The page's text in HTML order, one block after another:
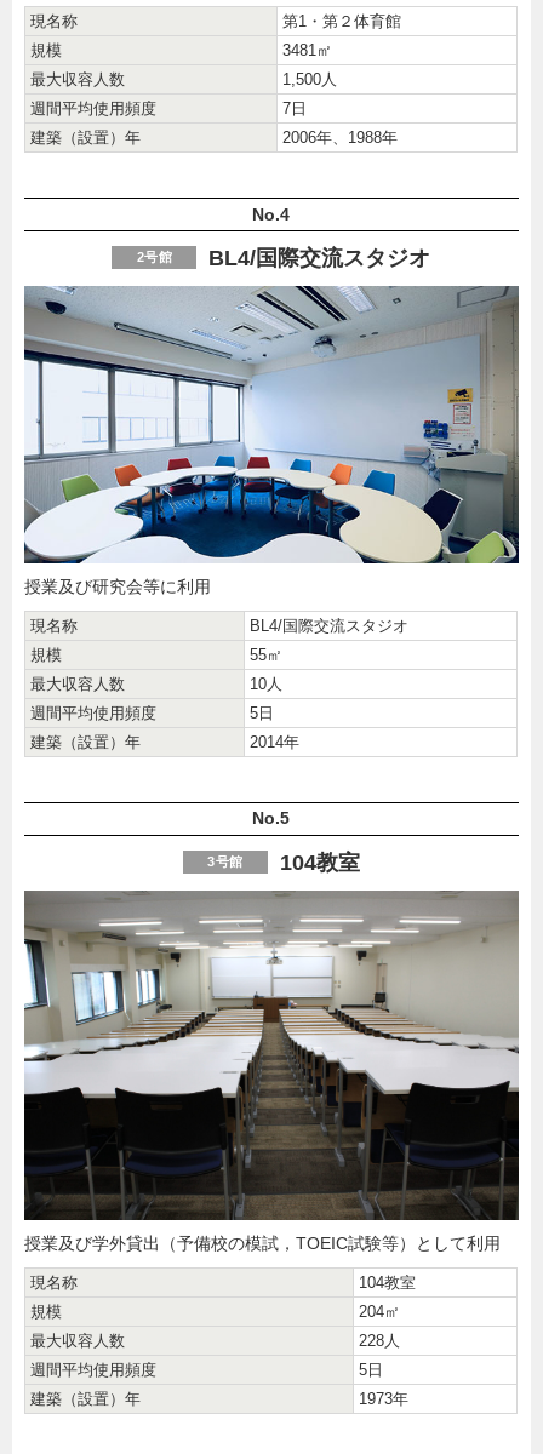
現名称
第1・第２体育館
規模
3481㎡
最大収容人数
1,500人
週間平均使用頻度
7日
建築（設置）年
2006年、1988年
No.4
2号館 BL4/国際交流スタジオ
授業及び研究会等に利用
現名称
BL4/国際交流スタジオ
規模
55㎡
最大収容人数
10人
週間平均使用頻度
5日
建築（設置）年
2014年
No.5
3号館 104教室
授業及び学外貸出（予備校の模試，TOEIC試験等）として利用
現名称
104教室
規模
204㎡
最大収容人数
228人
週間平均使用頻度
5日
建築（設置）年
1973年